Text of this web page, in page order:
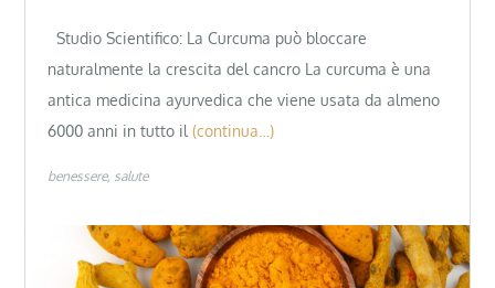
Studio Scientifico: La Curcuma può bloccare
naturalmente la crescita del cancro La curcuma è una
antica medicina ayurvedica che viene usata da almeno
6000 anni in tutto il (continua…)
benessere salute